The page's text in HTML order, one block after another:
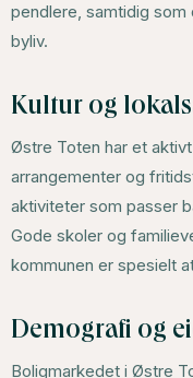
pendlere, samtidig som
byliv.
Kultur og
Østre Toten har et
arrangementer og
aktiviteter som passer
Gode skoler og
kommunen er spesielt
Demografi og
Boligmarkedet i Østre